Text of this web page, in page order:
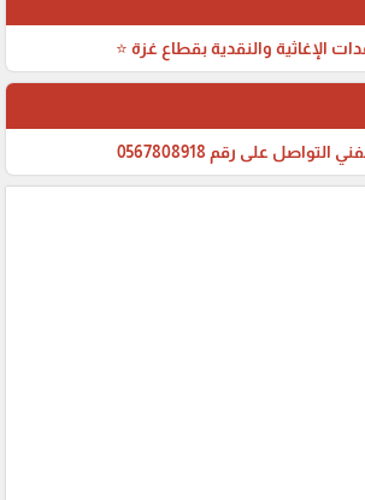
الإغاثية والنقدية بقطاع غزة ⭐
على رقم 0567808918